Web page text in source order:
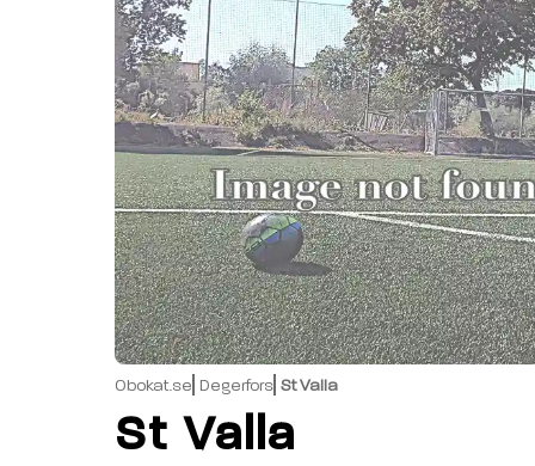
Obokat.se Degerfors St Valla
St Valla